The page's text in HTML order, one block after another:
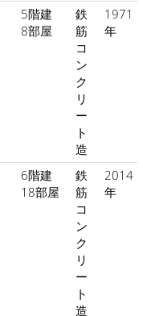
5階建
8部屋
鉄
筋
コ
ン
ク
リ
ー
ト
造
1971
年
6階建
18部屋
鉄
筋
コ
ン
ク
リ
ー
ト
造
2014
年